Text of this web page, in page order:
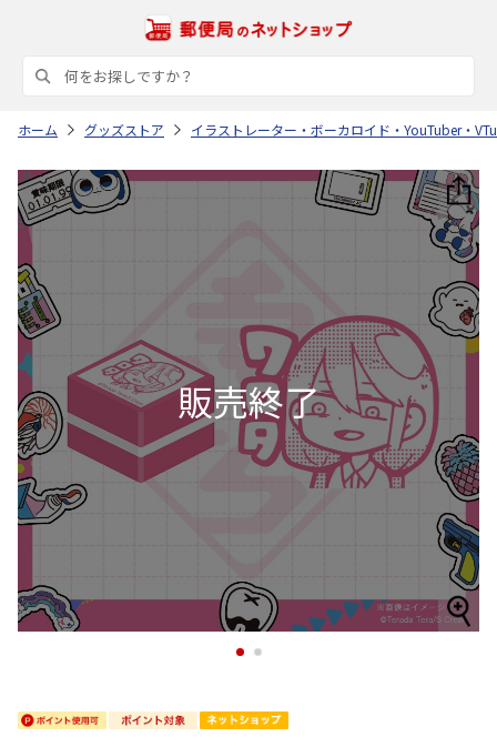
ホーム グッズストア イラストレーター・ボーカロイド・YouTuber・
1 2